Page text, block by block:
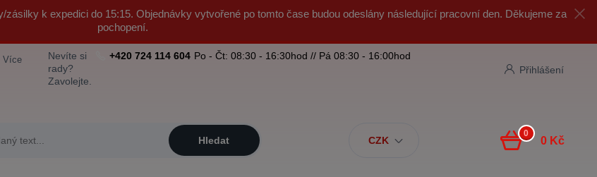
k expedici do 15:15. Objednávky vytvořené po tomto čase budou odeslány následující pracovní den. Děkujeme za
pochopení.
Více
CZK
Přihlášení
Hledat
Nevíte si
rady?
Zavolejte.
+420 724 114 604 Po - Čt: 08:30 - 16:30hod // Pá 08:30 - 16:00hod
0
0 Kč